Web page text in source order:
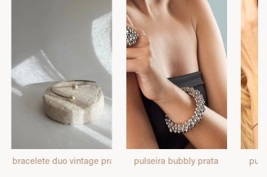
bracelete duo vintage prata pulseira bubbly prata